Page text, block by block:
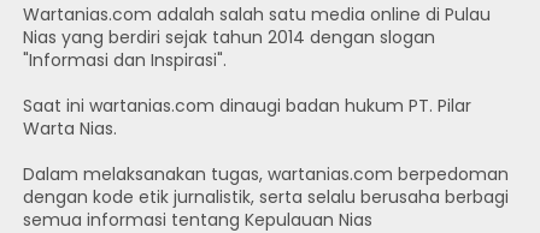
Wartanias.com adalah salah satu media online di Pulau
Nias yang berdiri sejak tahun 2014 dengan slogan
"Informasi dan Inspirasi".
Saat ini wartanias.com dinaugi badan hukum PT. Pilar
Warta Nias.
Dalam melaksanakan tugas, wartanias.com berpedoman
dengan kode etik jurnalistik, serta selalu berusaha berbagi
semua informasi tentang Kepulauan Nias